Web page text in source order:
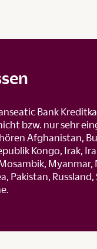
Bank
bzw. nur sehr
Afghanistan,
Kongo, Irak,
Myanmar,
Pakistan, Russland,